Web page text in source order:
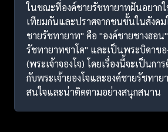
ในขณะที่องค์ชายรัชทายาทฝันอยาก
เทียมกันและปราศจากชนชั้นในสังคม
ชายรัชทายาท" คือ "องค์ชายชางฮอน
รัชทายาทซาโด" และเป็นพระบิดาข
(พระเจ้าจองโจ) โดยเรื่องนี้จะเป็นกา
กับพระเจ้ายองโจและองค์ชายรัชทา
สนใจและน่าติดตามอย่างสนุกสนาน